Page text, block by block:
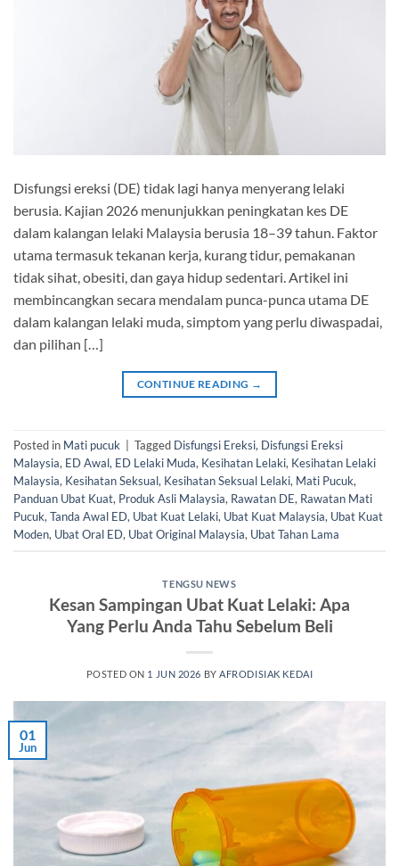
Disfungsi ereksi (DE) tidak lagi hanya menyerang lelaki
berusia. Kajian 2026 menunjukkan peningkatan kes DE
dalam kalangan lelaki Malaysia berusia 18–39 tahun. Faktor
utama termasuk tekanan kerja, kurang tidur, pemakanan
tidak sihat, obesiti, dan gaya hidup sedentari. Artikel ini
membincangkan secara mendalam punca-punca utama DE
dalam kalangan lelaki muda, simptom yang perlu diwaspadai,
dan pilihan […]
CONTINUE READING →
Posted in Mati pucuk Tagged Disfungsi Ereksi, Disfungsi Ereksi
Malaysia, ED Awal, ED Lelaki Muda, Kesihatan Lelaki, Kesihatan Lelaki
Malaysia, Kesihatan Seksual, Kesihatan Seksual Lelaki, Mati Pucuk,
Panduan Ubat Kuat, Produk Asli Malaysia, Rawatan DE, Rawatan Mati
Pucuk,Tanda Awal ED, Ubat Kuat Lelaki, Ubat Kuat Malaysia, Ubat Kuat
Moden, Ubat Oral ED, Ubat Original Malaysia, Ubat Tahan Lama
TENGSU NEWS
Kesan Sampingan Ubat Kuat Lelaki: Apa
Yang Perlu Anda Tahu Sebelum Beli
POSTED ON 1 JUN 2026 BYAFRODISIAK KEDAI
01
Jun